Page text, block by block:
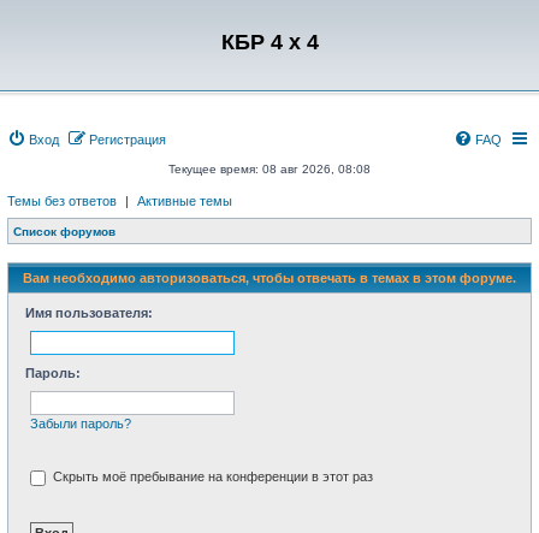
КБР 4 x 4
Вход Регистрация FAQ
Текущее время: 08 авг 2026, 08:08
Темы без ответов | Активные темы
Список форумов
Вам необходимо авторизоваться, чтобы отвечать в темах в этом форуме.
Имя пользователя:
Пароль:
Забыли пароль?
Скрыть моё пребывание на конференции в этот раз